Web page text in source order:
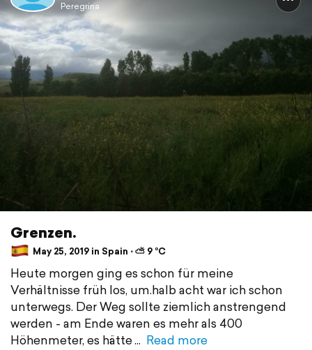
Peregrina
Grenzen.
May 25, 2019 in Spain ⋅ ⛅ 9 °C
Heute morgen ging es schon für meine
Verhältnisse früh los, um.halb acht war ich schon
unterwegs. Der Weg sollte ziemlich anstrengend
werden - am Ende waren es mehr als 400
Höhenmeter, es hätte
Read more